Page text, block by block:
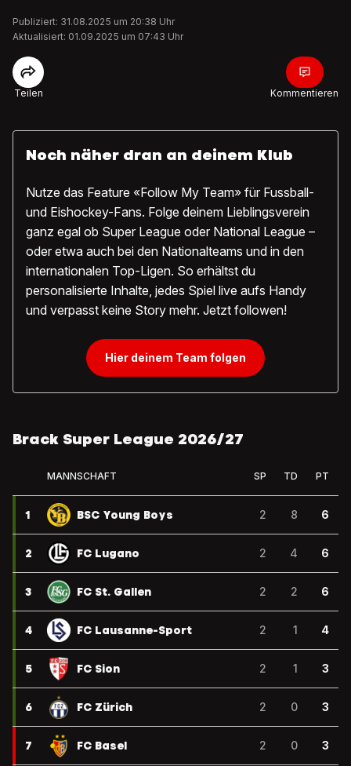
Publiziert: 31.08.2025 um 20:38 Uhr
Aktualisiert: 01.09.2025 um 07:43 Uhr
Teilen Kommentieren
Noch näher dran an deinem Klub
Nutze das Feature «Follow My Team» für Fussball-
und Eishockey-Fans. Folge deinem Lieblingsverein
ganz egal ob Super League oder National League –
oder etwa auch bei den Nationalteams und in den
internationalen Top-Ligen. So erhältst du
personalisierte Inhalte, jedes Spiel live aufs Handy
und verpasst keine Story mehr. Jetzt followen!
Hier deinem Team folgen
Brack Super League 2026/27
MANNSCHAFT SP TD PT
1 BSC Young Boys 2 8 6
2 FC Lugano 2 4 6
3 FC St. Gallen 2 2 6
4 FC Lausanne-Sport 2 1 4
5 FC Sion 2 1 3
6 FC Zürich 2 0 3
7 FC Basel 2 0 3